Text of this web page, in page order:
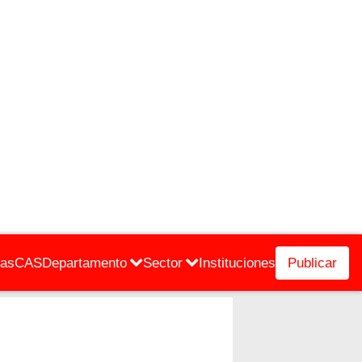
CASDepartamento Sector Instituciones Publicar